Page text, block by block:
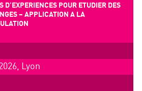
D’EXPERIENCES POUR ETUDIER DES
– APPLICATION A LA
Lyon